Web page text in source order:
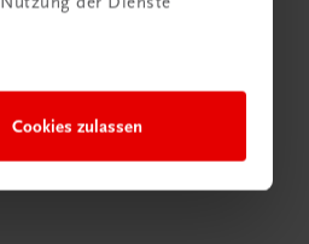
Cookies zulassen